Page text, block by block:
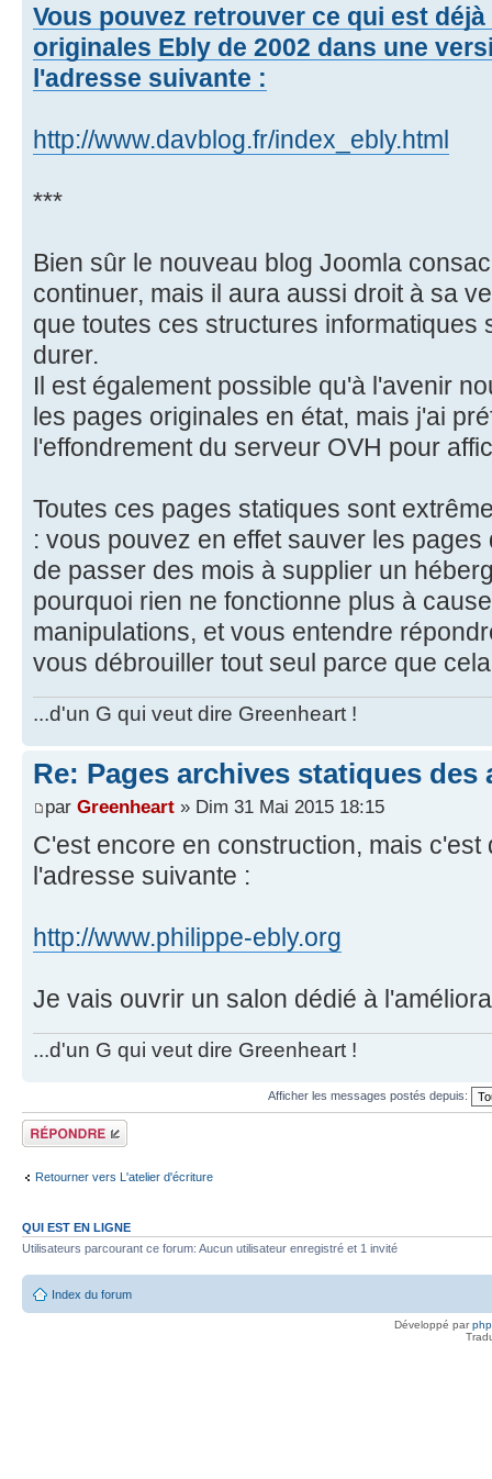
Vous pouvez retrouver ce qui est
originales Ebly de 2002 dans une
l'adresse suivante :
http://www.davblog.fr/index_ebly.html
***
Bien sûr le nouveau blog Joomla
continuer, mais il aura aussi droit à sa
que toutes ces structures informatiques
durer.
Il est également possible qu'à l'avenir
les pages originales en état, mais j'ai
l'effondrement du serveur OVH pour
Toutes ces pages statiques sont
: vous pouvez en effet sauver les
de passer des mois à supplier un
pourquoi rien ne fonctionne plus à
manipulations, et vous entendre
vous débrouiller tout seul parce que
...d'un G qui veut dire Greenheart !
Re: Pages archives statiques des
par Greenheart » Dim 31 Mai 2015 18:15
C'est encore en construction, mais c'est
l'adresse suivante :
http://www.philippe-ebly.org
Je vais ouvrir un salon dédié à
...d'un G qui veut dire Greenheart !
Afficher les messages postés depuis:
Répondre
Retourner vers L'atelier d'écriture
QUI EST EN LIGNE
Utilisateurs parcourant ce forum: Aucun utilisateur enregistré et 1 invité
Index du forum
Développé par